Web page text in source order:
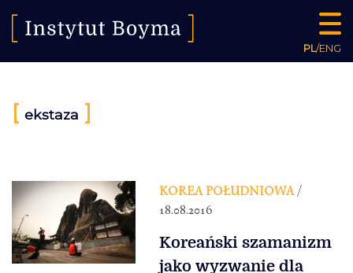
PL/ENG
[ ekstaza ]
KOREA POŁUDNIOWA/
18.08.2016
Koreański szamanizm
jako wyzwanie dla